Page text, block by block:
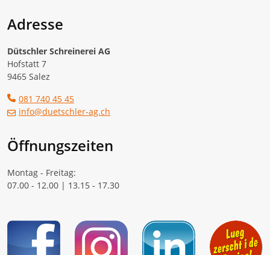
Adresse
Dütschler Schreinerei AG
Hofstatt 7
9465 Salez
081 740 45 45
info@duetschler-ag.ch
Öffnungszeiten
Montag - Freitag:
07.00 - 12.00 | 13.15 - 17.30